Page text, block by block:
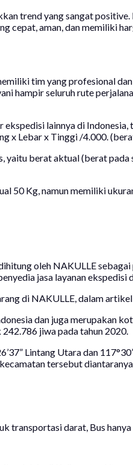
trend yang sangat
cepat, aman, dan memiliki
tim yang profesional
hampir seluruh rute
lainnya di
x Lebar x Tinggi /4.000.
yaitu berat aktual (berat
50 Kg, namun memiliki
oleh NAKULLE
jasa layanan ekspedisi
di NAKULLE, dalam
dan juga merupakan
jiwa pada tahun 2020.
Lintang Utara dan
tersebut
transportasi darat, Bus